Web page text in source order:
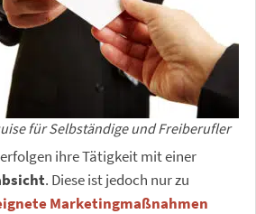
für Selbständige und Freiberufler
ihre Tätigkeit mit einer
. Diese ist jedoch nur zu
Marketingmaßnahmen